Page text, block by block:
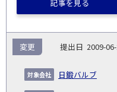
記事を見る
2009-
日鍛バルブ
変更